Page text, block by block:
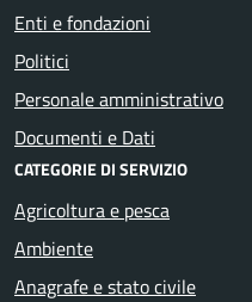
Enti e fondazioni
Politici
Personale amministrativo
Documenti e Dati
CATEGORIE DI SERVIZIO
Agricoltura e pesca
Ambiente
Anagrafe e stato civile